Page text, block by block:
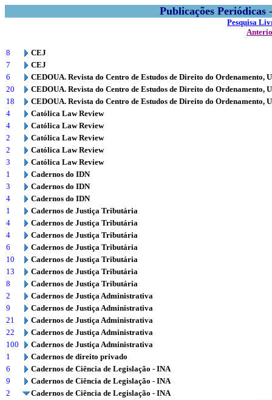
Publicações
Pesquisa
8
CEJ
7
CEJ
6
CEDOUA. Revista do Centro de Estudos de Direito do Ordenamento,
20
CEDOUA. Revista do Centro de Estudos de Direito do Ordenamento,
18
CEDOUA. Revista do Centro de Estudos de Direito do Ordenamento,
4
Católica Law Review
4
Católica Law Review
2
Católica Law Review
2
Católica Law Review
3
Católica Law Review
1
Cadernos do IDN
3
Cadernos do IDN
4
Cadernos do IDN
1
Cadernos de Justiça Tributária
4
Cadernos de Justiça Tributária
4
Cadernos de Justiça Tributária
6
Cadernos de Justiça Tributária
10
Cadernos de Justiça Tributária
13
Cadernos de Justiça Tributária
8
Cadernos de Justiça Tributária
2
Cadernos de Justiça Administrativa
9
Cadernos de Justiça Administrativa
21
Cadernos de Justiça Administrativa
22
Cadernos de Justiça Administrativa
100
Cadernos de Justiça Administrativa
1
Cadernos de direito privado
6
Cadernos de Ciência de Legislação - INA
9
Cadernos de Ciência de Legislação - INA
2
Cadernos de Ciência de Legislação - INA